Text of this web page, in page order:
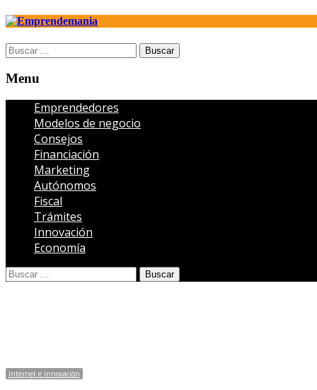
Open
search
panel
Buscar:
Menu
Menu
Emprendedores
Modelos de negocio
Consejos
Financiación
Marketing
Autónomos
Fiscal
Trámites
Innovación
Economía
Open
search
Buscar:
Internet e innovación